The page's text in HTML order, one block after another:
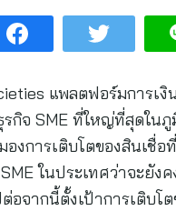
แพลตฟอร์มการเ
รกิจ SME ที่ใหญ่ที่สุดในภู
องการเติบโตของสินเชื่อ
ในประเทศว่าจะยัง
ต่อจากนี้ตั้งเป้าการเติบ